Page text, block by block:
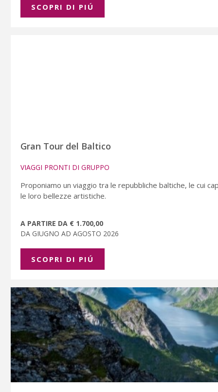
SCOPRI DI PIÚ
Gran Tour del Baltico
VIAGGI PRONTI DI GRUPPO
Proponiamo un viaggio tra le repubbliche baltiche, le cui
le loro bellezze artistiche.
A PARTIRE DA € 1.700,00
DA GIUGNO AD AGOSTO 2026
SCOPRI DI PIÚ